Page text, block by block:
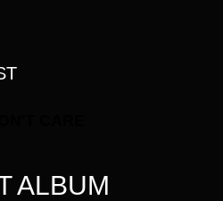
ALBUM